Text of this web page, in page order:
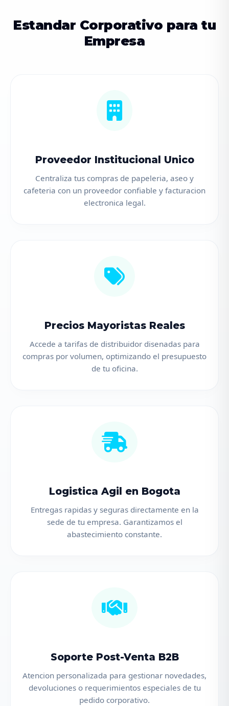
Estandar Corporativo para tu
Empresa
Proveedor Institucional Unico
Centraliza tus compras de papeleria, aseo y
cafeteria con un proveedor confiable y facturacion
electronica legal.
Precios Mayoristas Reales
Accede a tarifas de distribuidor disenadas para
compras por volumen, optimizando el presupuesto
de tu oficina.
Logistica Agil en Bogota
Entregas rapidas y seguras directamente en la
sede de tu empresa. Garantizamos el
abastecimiento constante.
Soporte Post-Venta B2B
Atencion personalizada para gestionar novedades,
devoluciones o requerimientos especiales de tu
pedido corporativo.